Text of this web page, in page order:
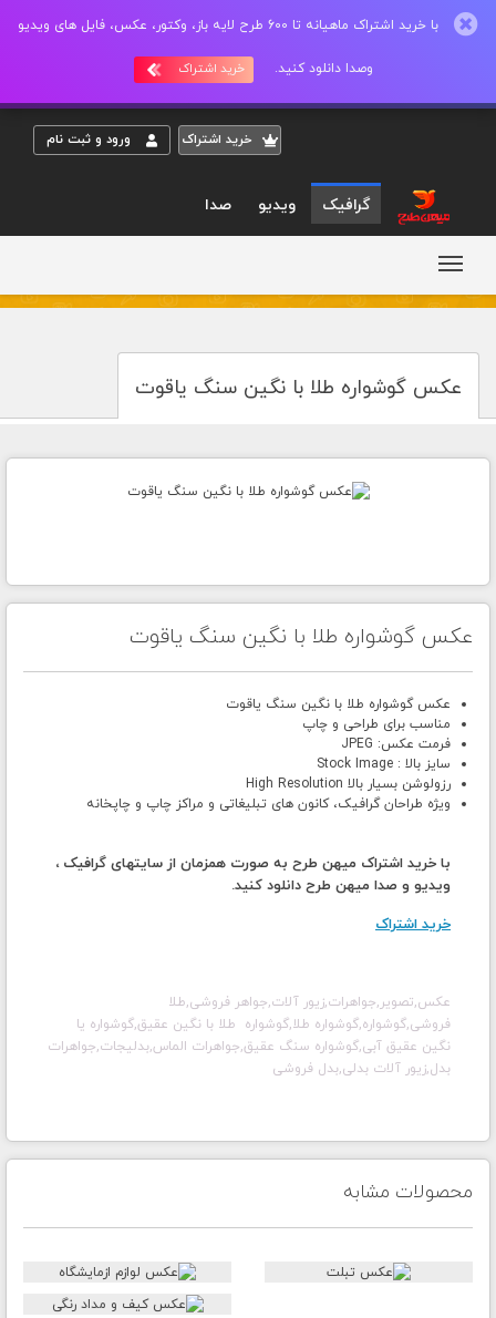
با خرید اشتراک ماهیانه تا 600 طرح لایه باز، وکتور، عکس، فایل های ویدیو
وصدا دانلود کنید. خرید اشتراک
خريد اشتراک ورود و ثبت نام
گرافیک ویدیو صدا
عکس گوشواره طلا با نگین سنگ یاقوت
عکس گوشواره طلا با نگین سنگ یاقوت
عکس گوشواره طلا با نگین سنگ یاقوت
مناسب برای طراحی و چاپ
فرمت عکس: JPEG
سایز بالا : Stock Image
رزولوشن بسیار بالا High Resolution
ویژه طراحان گرافیک، کانون های تبلیغاتی و مراکز چاپ و چاپخانه
با خرید اشتراک میهن طرح به صورت همزمان از سایتهای گرافیک ،
ویدیو و صدا میهن طرح دانلود کنید.
خرید اشتراک
عکس,تصویر,جواهرات,زیور آلات,جواهر فروشی,طلا
فروشی,گوشواره,گوشواره طلا,گوشواره طلا با نگین عقیق,گوشواره یا
نگین عقیق آبی,گوشواره سنگ عقیق,جواهرات الماس,بدلیجات,جواهرات
بدل,زیور آلات بدلی,بدل فروشی
محصولات مشابه